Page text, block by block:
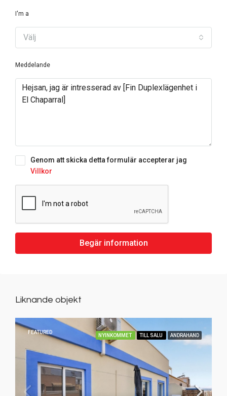
I'm a
Välj
Meddelande
Genom att skicka detta formulär accepterar jag
Villkor
Begär information
Liknande objekt
FEATURED
NYINKOMMET TILL SALU ANDRAHAND